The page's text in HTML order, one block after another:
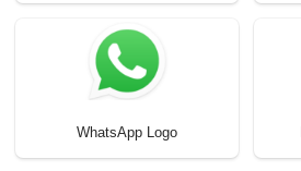
WhatsApp Logo